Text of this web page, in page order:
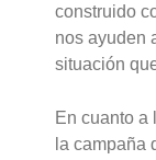
construido
nos ayuden
situación
En cuanto a
la campaña